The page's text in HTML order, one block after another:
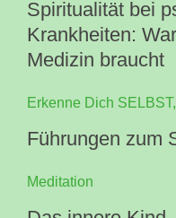
Spiritualität bei
Krankheiten:
Medizin braucht
Erkenne Dich SELBST,
Führungen zum
Meditation